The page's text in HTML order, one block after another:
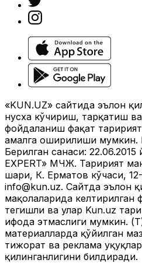
«KUN.UZ» сайтида эълон
нусха кўчириш, тарқатиш
фойдаланиш фақат
амалга оширилиши мумкин.
Берилган санаси:
EXPERT» МЧЖ. Таҳририят
шаҳри, К. Ерматов кўчаси,
info@kun.uz. Сайтда эълон
мақолаларида келтирилган
тегишли ва улар Kun.uz
ифода этмаслиги мумкин.
материалларда қўйилган
тижорат ва реклама
қилинганлигини билдиради.